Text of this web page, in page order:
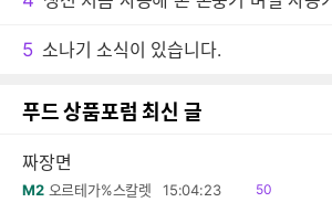
5 소나기 소식이 있습니다.
푸드 상품포럼 최신 글
짜장면
M2 오르테가%스칼렛 15:04:23
읽
50